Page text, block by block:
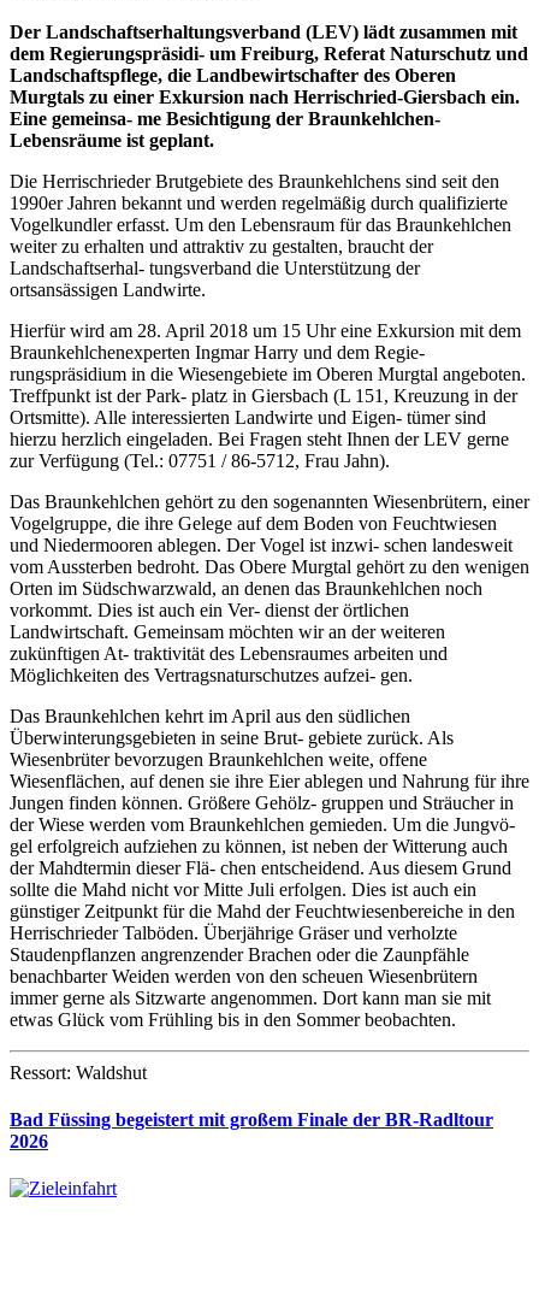
Der Landschaftserhaltungsverband (LEV) lädt zusammen mit
dem Regierungspräsidi- um Freiburg, Referat Naturschutz und
Landschaftspflege, die Landbewirtschafter des Oberen
Murgtals zu einer Exkursion nach Herrischried-Giersbach ein.
Eine gemeinsa- me Besichtigung der Braunkehlchen-
Lebensräume ist geplant.
Die Herrischrieder Brutgebiete des Braunkehlchens sind seit den
1990er Jahren bekannt und werden regelmäßig durch qualifizierte
Vogelkundler erfasst. Um den Lebensraum für das Braunkehlchen
weiter zu erhalten und attraktiv zu gestalten, braucht der
Landschaftserhal- tungsverband die Unterstützung der
ortsansässigen Landwirte.
Hierfür wird am 28. April 2018 um 15 Uhr eine Exkursion mit dem
Braunkehlchenexperten Ingmar Harry und dem Regie-
rungspräsidium in die Wiesengebiete im Oberen Murgtal angeboten.
Treffpunkt ist der Park- platz in Giersbach (L 151, Kreuzung in der
Ortsmitte). Alle interessierten Landwirte und Eigen- tümer sind
hierzu herzlich eingeladen. Bei Fragen steht Ihnen der LEV gerne
zur Verfügung (Tel.: 07751 / 86-5712, Frau Jahn).
Das Braunkehlchen gehört zu den sogenannten Wiesenbrütern, einer
Vogelgruppe, die ihre Gelege auf dem Boden von Feuchtwiesen
und Niedermooren ablegen. Der Vogel ist inzwi- schen landesweit
vom Aussterben bedroht. Das Obere Murgtal gehört zu den wenigen
Orten im Südschwarzwald, an denen das Braunkehlchen noch
vorkommt. Dies ist auch ein Ver- dienst der örtlichen
Landwirtschaft. Gemeinsam möchten wir an der weiteren
zukünftigen At- traktivität des Lebensraumes arbeiten und
Möglichkeiten des Vertragsnaturschutzes aufzei- gen.
Das Braunkehlchen kehrt im April aus den südlichen
Überwinterungsgebieten in seine Brut- gebiete zurück. Als
Wiesenbrüter bevorzugen Braunkehlchen weite, offene
Wiesenflächen, auf denen sie ihre Eier ablegen und Nahrung für ihre
Jungen finden können. Größere Gehölz- gruppen und Sträucher in
der Wiese werden vom Braunkehlchen gemieden. Um die Jungvö-
gel erfolgreich aufziehen zu können, ist neben der Witterung auch
der Mahdtermin dieser Flä- chen entscheidend. Aus diesem Grund
sollte die Mahd nicht vor Mitte Juli erfolgen. Dies ist auch ein
günstiger Zeitpunkt für die Mahd der Feuchtwiesenbereiche in den
Herrischrieder Talböden. Überjährige Gräser und verholzte
Staudenpflanzen angrenzender Brachen oder die Zaunpfähle
benachbarter Weiden werden von den scheuen Wiesenbrütern
immer gerne als Sitzwarte angenommen. Dort kann man sie mit
etwas Glück vom Frühling bis in den Sommer beobachten.
Ressort: Waldshut
Bad Füssing begeistert mit großem Finale der BR-Radltour
2026